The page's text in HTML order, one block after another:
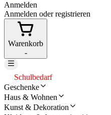
Anmelden
Anmelden oder registrieren
Warenkorb
-
Schulbedarf
Geschenke
Haus & Wohnen
Kunst & Dekoration